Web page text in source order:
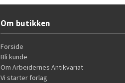
Om butikken
Forside
Bli kunde
Om Arbeidernes Antikvariat
Vi starter forlag